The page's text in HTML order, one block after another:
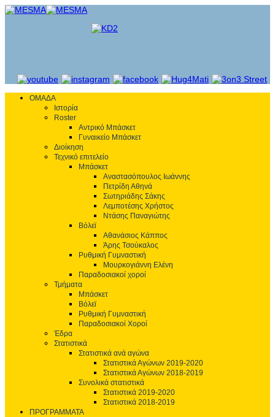
ΟΜΑΔΑ
Ιστορία
Roster
Αντρικό Μπάσκετ
Γυναικείο Μπάσκετ
Διοίκηση
Τεχνικό επιτελείο
Μπάσκετ
Αναστασόπουλος Ιωάννης
Πετρίδη Αθηνά
Σωτηριάδης Σάκης
Λεμποτέσης Χρήστος
Ντάσης Παναγιώτης
Βόλεϊ
Αθανάσιος Κάππος
Άρης Τσούκαλος
Ρυθμική Γυμναστική
Μουρκογιάννη Ελένη
Παραδοσιακοί χοροί
Τμήματα
Μπάσκετ
Βόλεϊ
Ρυθμική Γυμναστική
Παραδοσιακοί Χοροί
Έδρα
Στατιστικά
Στατιστικά ανά αγώνα
Στατιστικά Αγώνων 2019-2020
Στατιστικά Αγώνων 2018-2019
Συνολικά στατιστικά
Στατιστικά 2019-2020
Στατιστικά 2018-2019
ΠΡΟΓΡΑΜΜΑΤΑ